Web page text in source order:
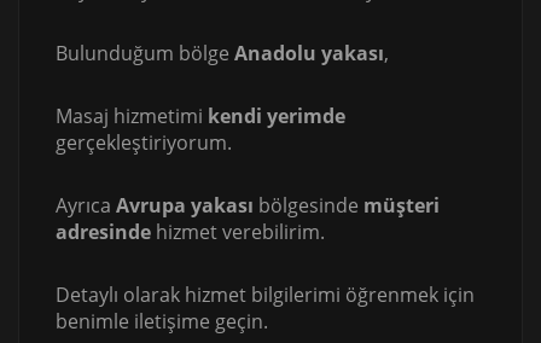
Bulunduğum bölge Anadolu yakası,
Masaj hizmetimi kendi yerimde
gerçekleştiriyorum.
Ayrıca Avrupa yakası bölgesinde müşteri
adresinde hizmet verebilirim.
Detaylı olarak hizmet bilgilerimi öğrenmek için
benimle iletişime geçin.